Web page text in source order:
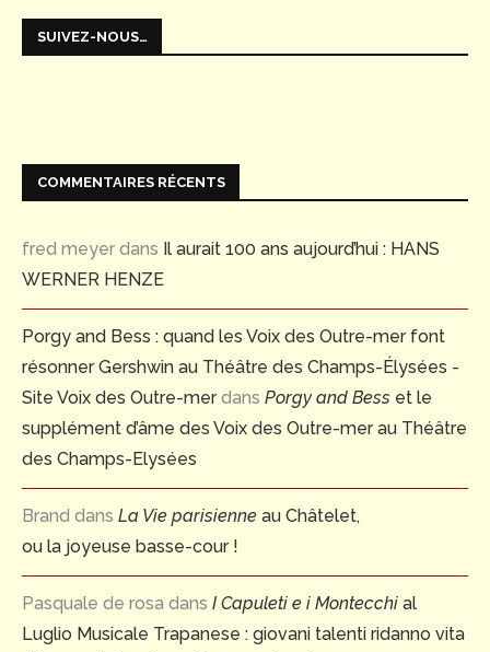
SUIVEZ-NOUS…
COMMENTAIRES RÉCENTS
fred meyer dans Il aurait 100 ans aujourd’hui : HANS
WERNER HENZE
Porgy and Bess : quand les Voix des Outre-mer font
résonner Gershwin au Théâtre des Champs-Élysées -
Site Voix des Outre-merdans Porgy and Bess et le
supplément d’âme des Voix des Outre-mer au Théâtre
des Champs-Elysées
Brand dans La Vie parisienne au Châtelet,
ou la joyeuse basse-cour !
Pasquale de rosa dans I Capuleti e i Montecchi al
Luglio Musicale Trapanese : giovani talenti ridanno vita